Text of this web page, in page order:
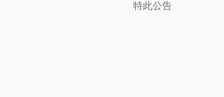
特此公告